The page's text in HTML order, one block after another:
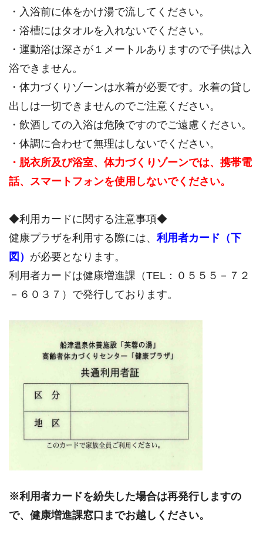
・入浴前に体をかけ湯で流してください。
・浴槽にはタオルを入れないでください。
・運動浴は深さが１メートルありますので子供は入
浴できません。
・体力づくりゾーンは水着が必要です。水着の貸し
出しは一切できませんのでご注意ください。
・飲酒しての入浴は危険ですのでご遠慮ください。
・体調に合わせて無理はしないでください。
・脱衣所及び浴室、体力づくりゾーンでは、携帯電
話、スマートフォンを使用しないでください。
◆利用カードに関する注意事項◆
健康プラザを利用する際には、利用者カード（下
図） が必要となります。
利用者カードは健康増進課（TEL：０５５５－７２
－６０３７）で発行しております。
※利用者カードを紛失した場合は再発行しますの
で、健康増進課窓口までお越しください。